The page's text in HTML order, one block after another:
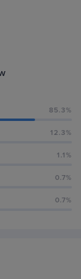
85.3%
12.3%
1.1%
0.7%
0.7%